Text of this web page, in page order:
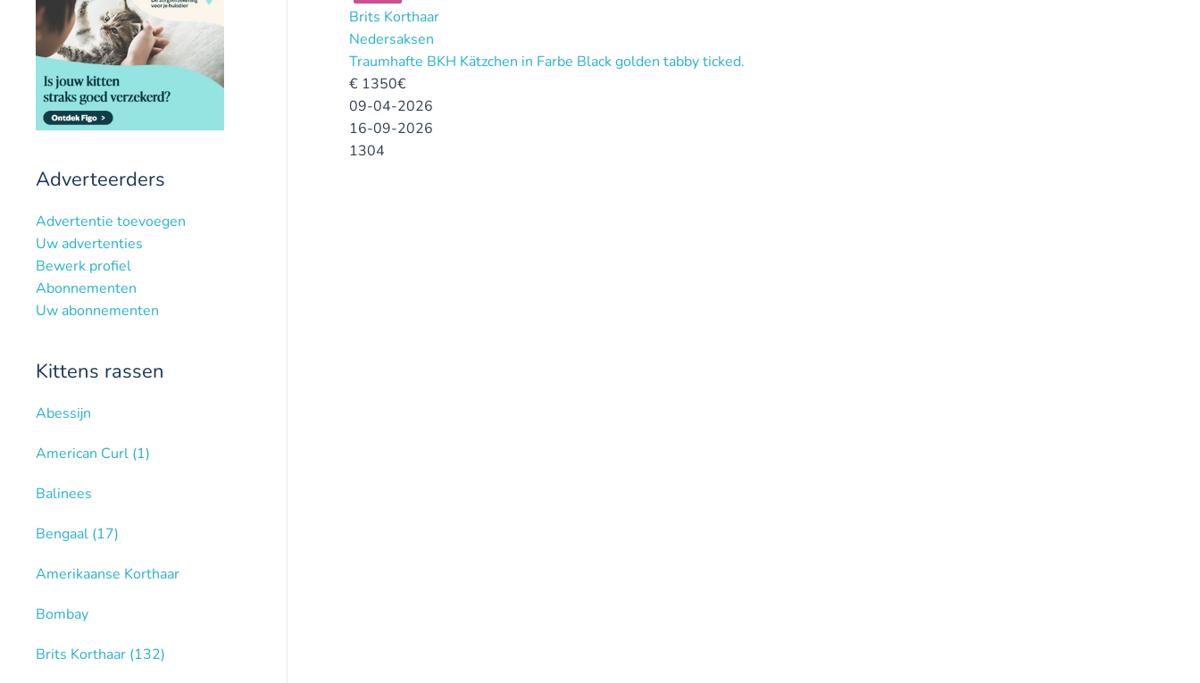
Brits Korthaar
Nedersaksen
Traumhafte BKH Kätzchen in Farbe Black golden tabby ticked.
€ 1350€
09-04-2026
16-09-2026
1304
Adverteerders
Advertentie toevoegen
Uw advertenties
Bewerk profiel
Abonnementen
Uw abonnementen
Kittens rassen
Abessijn
American Curl (1)
Balinees
Bengaal (17)
Amerikaanse Korthaar
Bombay
Brits Korthaar (132)